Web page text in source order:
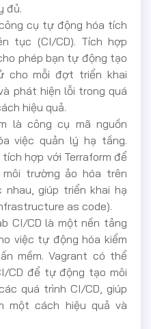
đủ.
cụ tự động hóa tích
tục (CI/CD). Tích hợp
phép bạn tự động tạo
cho mỗi đợt triển khai
phát hiện lỗi trong quá
hiệu quả.
là công cụ mã nguồn
việc quản lý hạ tầng.
hợp với Terraform để
trường ảo hóa trên
nhau, giúp triển khai hạ
as code).
CI/CD là một nền tảng
việc tự động hóa kiểm
mềm. Vagrant có thể
CD để tự động tạo môi
quá trình CI/CD, giúp
một cách hiệu quả và